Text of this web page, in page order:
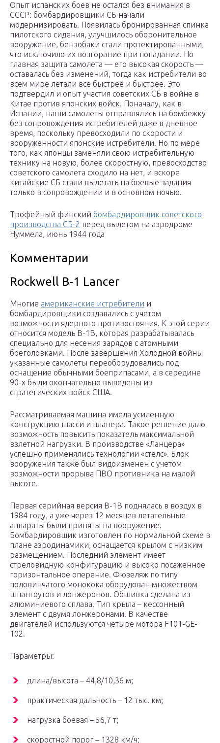
Опыт испанских боев не остался без внимания в
СССР: бомбардировщики СБ начали
модернизировать. Появилась бронированная спинка
пилотского сидения, улучшилось оборонительное
вооружение, бензобаки стали протектированными,
что исключило их возгорание при попадании. Но
главная защита самолета — его высокая скорость —
оставалась без изменений, тогда как истребители во
всем мире летали все быстрее и быстрее. Это
подтвердил и опыт участия советских СБ в войне в
Китае против японских войск. Поначалу, как в
Испании, наши самолеты отправлялись на бомбежку
без сопровождения истребителей даже в дневное
время, поскольку превосходили по скорости и
вооруженности японские истребители. Но по мере
того, как японцы заменяли свою истребительную
технику на новую, более скоростную, превосходство
советского самолета сходило на нет, и вскоре
китайские СБ стали вылетать на боевые задания
только в сопровождении и в основном ночью.
Трофейный финский бомбардировщик советского
производства СБ-2 перед вылетом на аэродроме
Нуммела, июнь 1944 года
Комментарии
Rockwell B-1 Lancer
Многие американские истребители и
бомбардировщики создавались с учетом
возможности ядерного противостояния. К этой серии
относится модель В-1В, которая разрабатывалась
специально для несения зарядов с атомными
боеголовками. После завершения Холодной войны
указанные самолеты переоборудовались под
оснащение обычными боеприпасами, а в середине
90-х были окончательно выведены из
стратегических войск США.
Рассматриваемая машина имела усиленную
конструкцию шасси и планера. Такое решение дало
возможность повысить показатель максимальной
взлетной нагрузки. В производстве «Ланцера»
успешно применялись технологии «стелс». Блок
вооружения также был видоизменен с учетом
возможности прорыва ПВО противника на малой
высоте.
Первая серийная версия В-1В поднялась в воздух в
1984 году, а уже через 12 месяцев летательные
аппараты были приняты на вооружение.
Бомбардировщик изготовлен по нормальной схеме в
плане аэродинамики, оснащается крылом с низким
размещением. Последний элемент имеет
стреловидную конфигурацию и высоко посаженное
горизонтальное оперение. Фюзеляж по типу
половинчатого монокока оборудован множеством
шпангоутов и лонжеронов. Обшивка сделана из
алюминиевого сплава. Тип крыла – кессонный
элемент с двумя лонжеронами. В качестве
двигателей используются четыре мотора F101-GE-
102.
Параметры:
длина/высота – 44,8/10,36 м;
практическая дальность – 12 тыс. км;
нагрузка боевая – 56,7 т;
скоростной порог – 1328 км/ч;